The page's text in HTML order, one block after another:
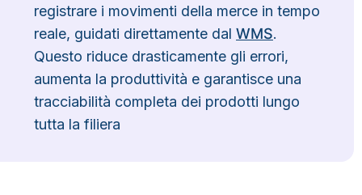
registrare i movimenti della merce in tempo
reale, guidati direttamente dal WMS.
Questo riduce drasticamente gli errori,
aumenta la produttività e garantisce una
tracciabilità completa dei prodotti lungo
tutta la filiera